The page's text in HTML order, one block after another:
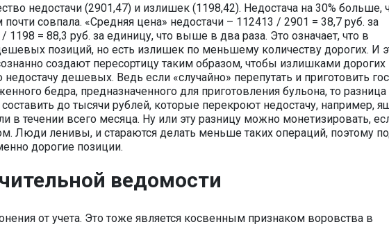
недостачи (2901,47) и излишек (1198,42). Недостача на 30% больше,
совпала. «Средняя цена» недостачи – 112413 / 2901 = 38,7 руб. за
= 88,3 руб. за единицу, что выше в два раза. Это означает, что в
позиций, но есть излишек по меньшему количеству дорогих. И
создают пересортицу таким образом, чтобы излишками дорогих
дешевых. Ведь если «случайно» перепутать и приготовить
бедра, предназначенного для приготовления бульона, то разница
до тысячи рублей, которые перекроют недостачу, например,
в течении всего месяца. Ну или эту разницу можно монетизировать,
Люди ленивы, и стараются делать меньше таких операций, поэтому
дорогие позиции.
ведомости
от учета. Это тоже является косвенным признаком воровства в